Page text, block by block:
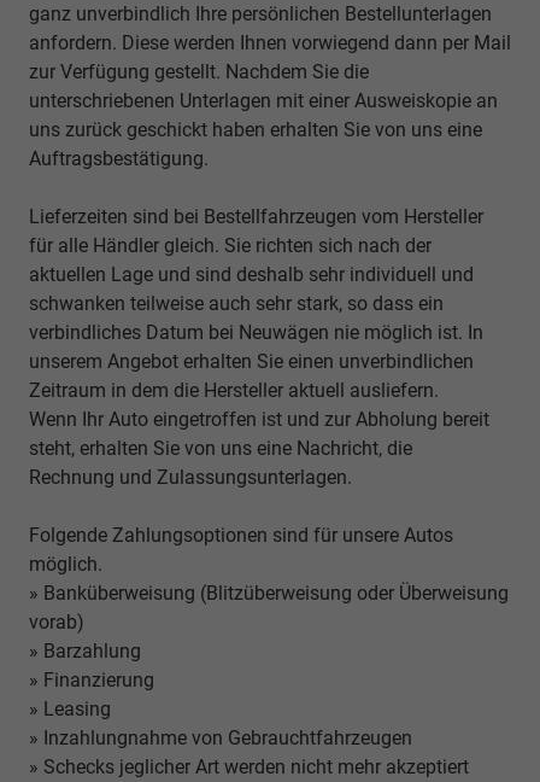
ganz unverbindlich Ihre persönlichen Bestellunterlagen
anfordern. Diese werden Ihnen vorwiegend dann per Mail
zur Verfügung gestellt. Nachdem Sie die
unterschriebenen Unterlagen mit einer Ausweiskopie an
uns zurück geschickt haben erhalten Sie von uns eine
Auftragsbestätigung.
Lieferzeiten sind bei Bestellfahrzeugen vom Hersteller
für alle Händler gleich. Sie richten sich nach der
aktuellen Lage und sind deshalb sehr individuell und
schwanken teilweise auch sehr stark, so dass ein
verbindliches Datum bei Neuwägen nie möglich ist. In
unserem Angebot erhalten Sie einen unverbindlichen
Zeitraum in dem die Hersteller aktuell ausliefern.
Wenn Ihr Auto eingetroffen ist und zur Abholung bereit
steht, erhalten Sie von uns eine Nachricht, die
Rechnung und Zulassungsunterlagen.
Folgende Zahlungsoptionen sind für unsere Autos
möglich.
» Banküberweisung (Blitzüberweisung oder Überweisung
vorab)
» Barzahlung
» Finanzierung
» Leasing
» Inzahlungnahme von Gebrauchtfahrzeugen
» Schecks jeglicher Art werden nicht mehr akzeptiert